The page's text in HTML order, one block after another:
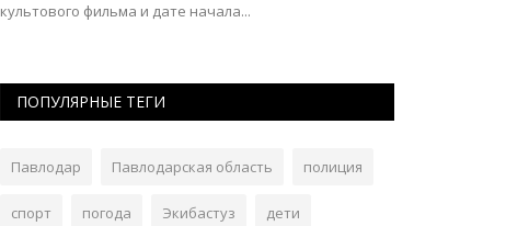
культового фильма и дате начала...
ПОПУЛЯРНЫЕ ТЕГИ
Павлодар Павлодарская область полиция
спорт погода Экибастуз дети